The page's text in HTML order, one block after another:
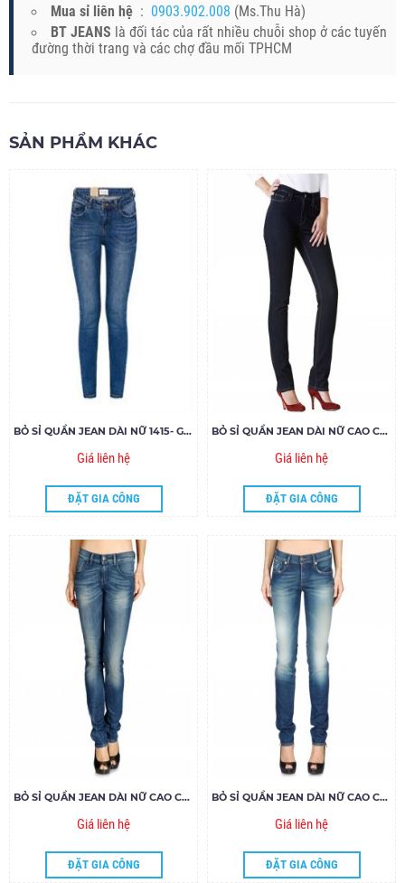
Mua sỉ liên hệ : 0903.902.008 (Ms.Thu Hà)
BT JEANS là đối tác của rất nhiều chuỗi shop ở các tuyến
đường thời trang và các chợ đầu mối TPHCM
SẢN PHẨM KHÁC
BỎ SỈ QUẦN JEAN DÀI NỮ 1415- G120
Giá liên hệ
ĐẶT GIA CÔNG
BỎ SỈ QUẦN JEAN DÀI NỮ CAO CẤP 81.18- G120
Giá liên hệ
ĐẶT GIA CÔNG
BỎ SỈ QUẦN JEAN DÀI NỮ CAO CẤP 79.16- G150
Giá liên hệ
ĐẶT GIA CÔNG
BỎ SỈ QUẦN JEAN DÀI NỮ CAO CẤP 79.15- G120
Giá liên hệ
ĐẶT GIA CÔNG